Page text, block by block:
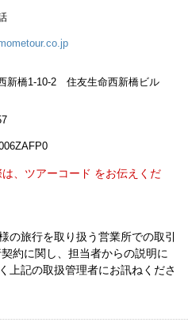
新橋1-10-2 住友生命西新橋ビル
、ツアーコード をお伝えくだ
の旅行を取り扱う営業所での取引
約に関し、担当者からの説明に
上記の取扱管理者にお訊ねくださ